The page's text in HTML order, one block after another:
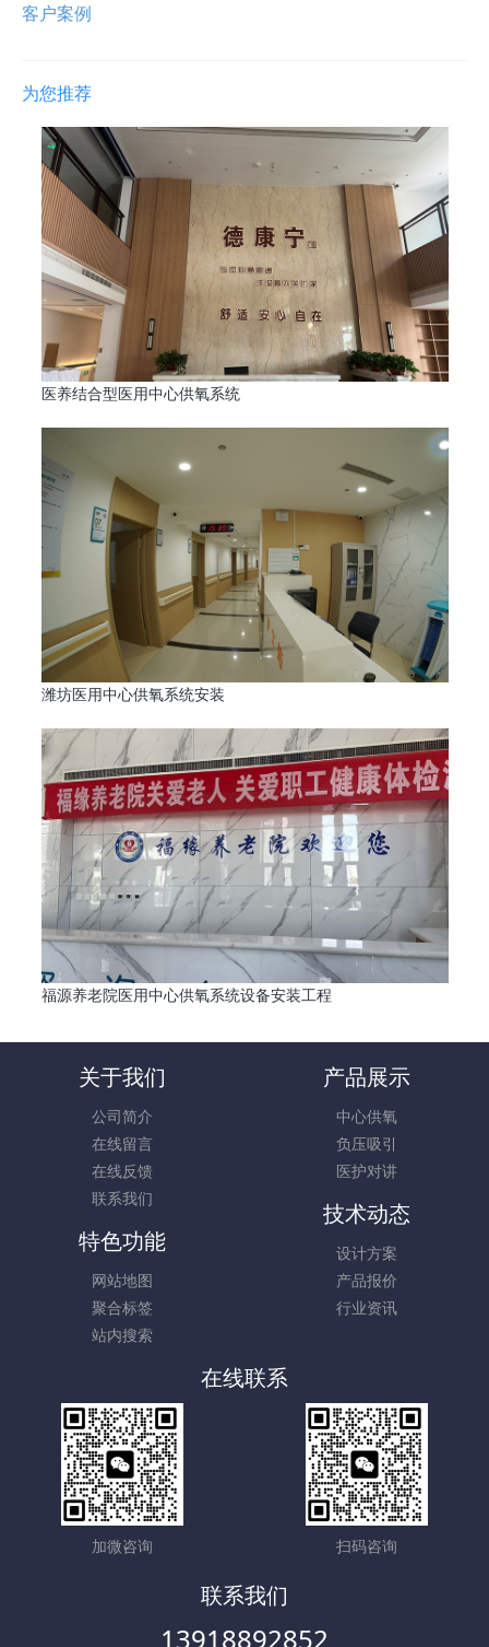
客户案例
为您推荐
医养结合型医用中心供氧系统
潍坊医用中心供氧系统安装
福源养老院医用中心供氧系统设备安装工程
关于我们
公司简介
在线留言
在线反馈
联系我们
产品展示
中心供氧
负压吸引
医护对讲
技术动态
设计方案
产品报价
行业资讯
特色功能
网站地图
聚合标签
站内搜索
在线联系
加微咨询 扫码咨询
联系我们
13918892852